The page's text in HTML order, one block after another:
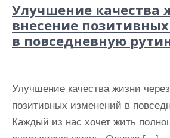
Улучшение качества
внесение
в повседневную
Улучшение качества жизни
позитивных изменений в
Каждый из нас хочет жить